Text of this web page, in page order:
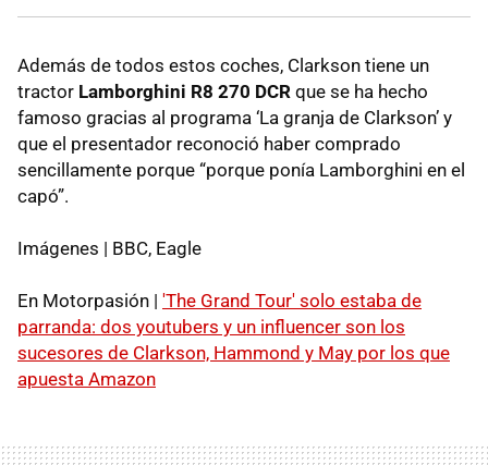
Además de todos estos coches, Clarkson tiene un
tractor Lamborghini R8 270 DCR que se ha hecho
famoso gracias al programa ‘La granja de Clarkson’ y
que el presentador reconoció haber comprado
sencillamente porque “porque ponía Lamborghini en el
capó”.
Imágenes | BBC, Eagle
En Motorpasión | 'The Grand Tour' solo estaba de
parranda: dos youtubers y un influencer son los
sucesores de Clarkson, Hammond y May por los que
apuesta Amazon